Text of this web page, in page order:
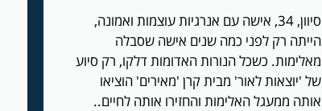
סיוון, 34, אישה עם אנרגיות עוצמות ואמונה,
הייתה רק לפני כמה שנים אישה שסבלה
מאלימות. כשכל הנורות האדומות דלקו, רק סיוע
של 'יוצאות לאור' מבית קרן 'מאירים' הוציאו
אותה ממעגל האלימות והחזירו אותה לחיים..